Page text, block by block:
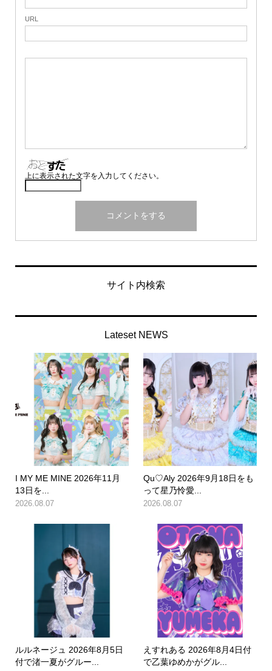
URL
上に表示された文字を入力してください。
サイト内検索
Lateset NEWS
I MY ME MINE 2026年11月
13日を...
2026.08.07
Qu♡Aly 2026年9月18日をも
って星乃怜愛...
2026.08.07
ルルネージュ 2026年8月5日
付で渚一夏がグルー...
えすれある 2026年8月4日付
で乙葉ゆめかがグル...